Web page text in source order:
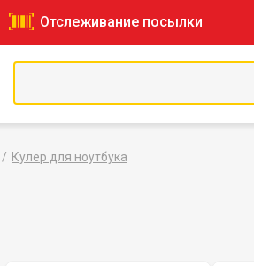
Отслеживание посылки
Кулер для ноутбука